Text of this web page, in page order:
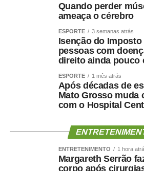
Quando perder
ameaça o cérebro
ESPORTE 3 semanas atrás
Isenção do Imposto
pessoas com
direito ainda pouco
ESPORTE 1 mês atrás
Após décadas de
Mato Grosso muda
com o Hospital
ENTRETENIMENTO 1 hora
Margareth Serrão
corpo após